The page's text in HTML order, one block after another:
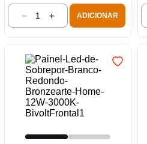
＋
－ ADICIONAR